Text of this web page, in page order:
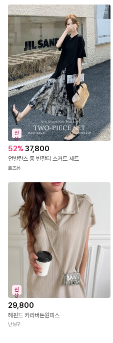
색상 블랙
사이즈 FREE
소재 폴리우레탄100%
모델 SH
피팅 블랙/FREE
표백금지
그늘에건조
원산지 대한민국
사이트에 게시
에 있으며, 승인
신
상
52% 37,800
언발란스 롱 반팔티 스커트 세트
로즈몽
신
상
29,800
헤핀드 카라버튼원피스
난닝구